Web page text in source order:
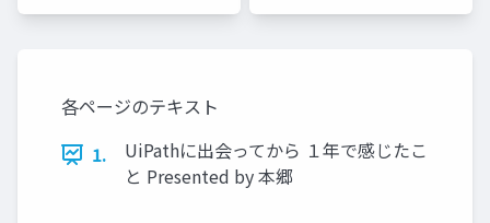
各ページのテキスト
1.
UiPathに出会ってから １年で感じたこ
と Presented by 本郷